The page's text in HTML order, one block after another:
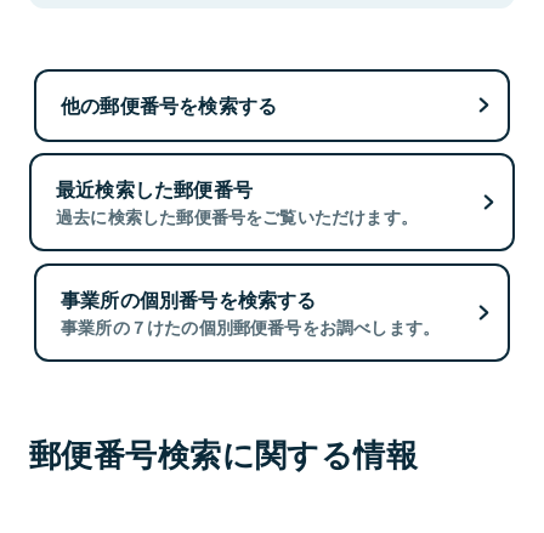
他の郵便番号を検索する
最近検索した郵便番号
過去に検索した郵便番号をご覧いただけます。
事業所の個別番号を検索する
事業所の７けたの個別郵便番号をお調べします。
郵便番号検索に関する情報